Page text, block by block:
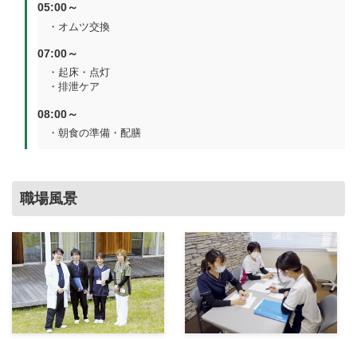
05:00～
・オムツ交換
07:00～
・起床・点灯
・排泄ケア
08:00～
・朝食の準備・配膳
職場風景